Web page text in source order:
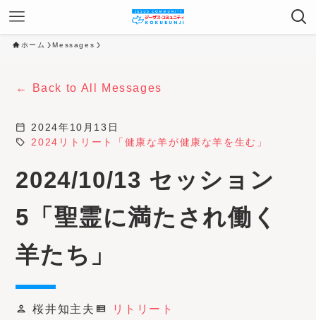
ホーム Messages
Back to All Messages
calendar_today 2024年10月13日
sell 2024リトリート「健康な羊が健康な羊を生む」
2024/10/13 セッション
5「聖霊に満たされ働く
羊たち」
person 桜井知主夫 view_list リトリート